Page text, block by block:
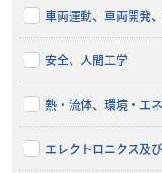
車両運動、車両開発
安全、人間工学
熱・流体、環境・エ
エレクトロニクス